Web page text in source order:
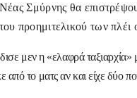
Σμύρνης θα
προημιτελικού των
μεν η «ελαφρά ταξιαρχία»
το ματς αν και είχε δύο